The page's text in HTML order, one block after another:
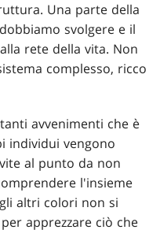
Una parte della
svolgere e il
rete della vita. Non
complesso, ricco
avvenimenti che è
individui vengono
al punto da non
l'insieme
altri colori non si
apprezzare ciò che